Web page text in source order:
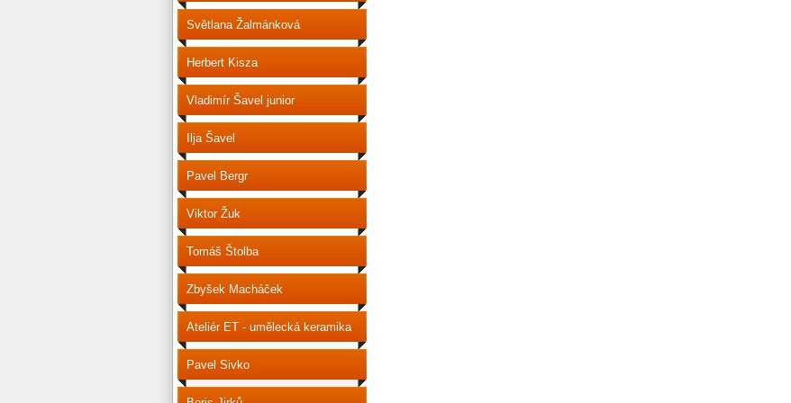
Světlana Žalmánková
Herbert Kisza
Vladimír Šavel junior
Ilja Šavel
Pavel Bergr
Viktor Žuk
Tomáš Štolba
Zbyšek Macháček
Ateliér ET - umělecká keramika
Pavel Sivko